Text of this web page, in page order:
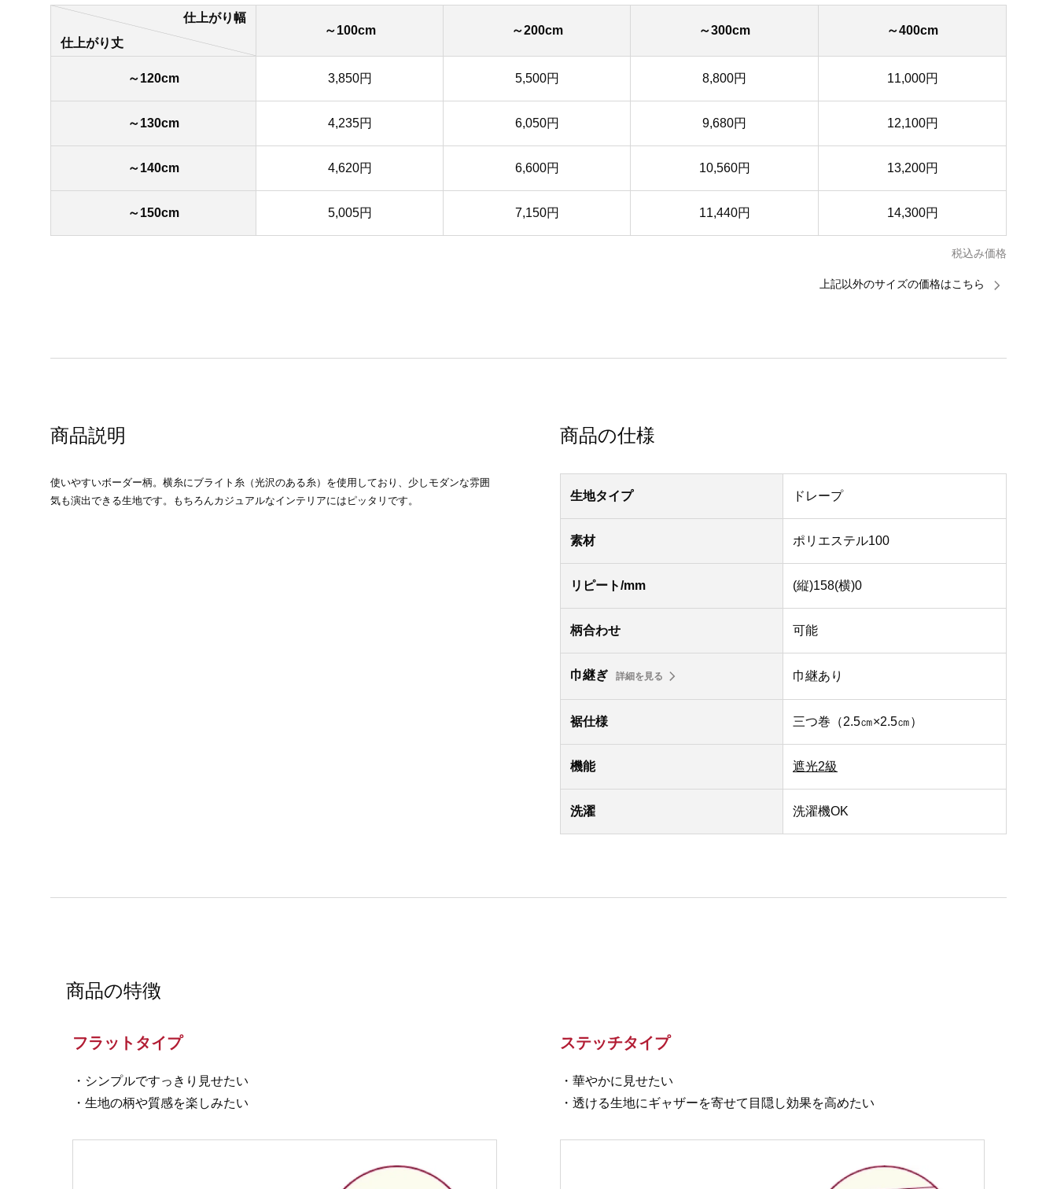
仕上がり幅
仕上がり丈
～100cm ～200cm ～300cm ～400cm
～120cm 3,850円 5,500円 8,800円 11,000円
～130cm 4,235円 6,050円 9,680円 12,100円
～140cm 4,620円 6,600円 10,560円 13,200円
～150cm 5,005円 7,150円 11,440円 14,300円
税込み価格
上記以外のサイズの価格はこちら
商品説明
使いやすいボーダー柄。横糸にブライト糸（光沢のある糸）を使用しており、少しモダンな雰囲
気も演出できる生地です。もちろんカジュアルなインテリアにはピッタリです。
商品の仕様
生地タイプ ドレープ
素材 ポリエステル100
リピート/mm (縦)158(横)0
柄合わせ 可能
巾継ぎ 詳細を見る 巾継あり
裾仕様 三つ巻（2.5㎝×2.5㎝）
機能 遮光2級
洗濯 洗濯機OK
商品の特徴
フラットタイプ
・シンプルですっきり見せたい
・生地の柄や質感を楽しみたい
ステッチタイプ
・華やかに見せたい
・透ける生地にギャザーを寄せて目隠し効果を高めたい